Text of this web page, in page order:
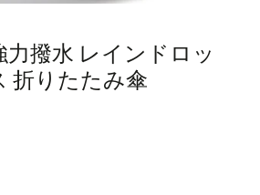
力撥水 レインドロッ
折りたたみ傘